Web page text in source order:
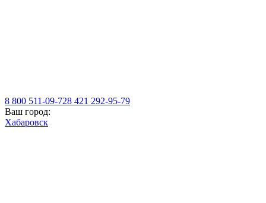
8 800 511-09-728 421 292-95-79
Ваш город:
Хабаровск